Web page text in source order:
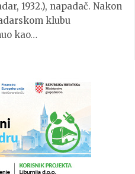
1932.), napadač. Nakon
klubu
kao…